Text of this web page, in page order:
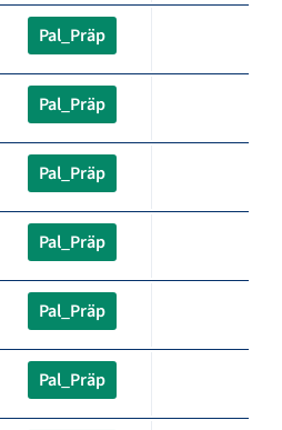
Pal_Präp
Pal_Präp
Pal_Präp
Pal_Präp
Pal_Präp
Pal_Präp